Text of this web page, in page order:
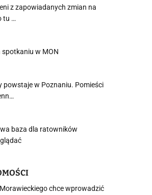
z zapowiadanych zmian na
tu …
w MON
powstaje w Poznaniu. Pomieści
baza dla ratowników
chce wprowadzić